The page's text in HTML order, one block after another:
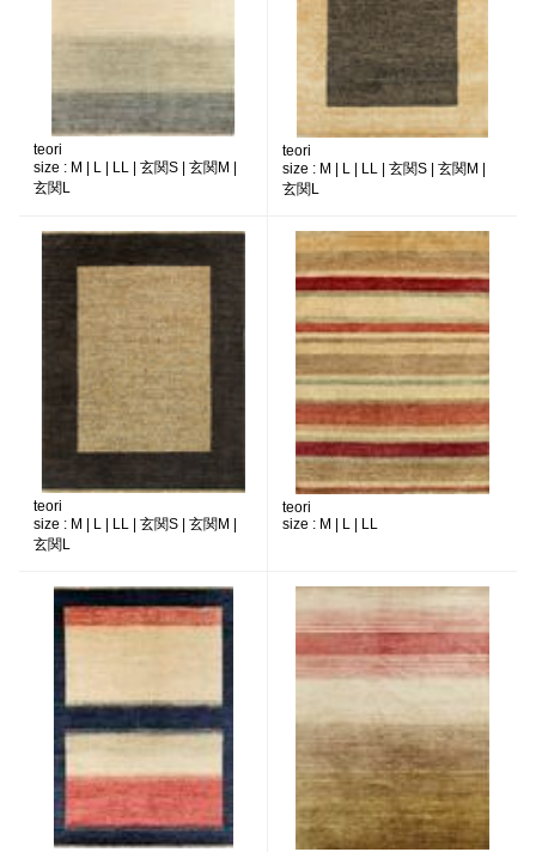
teori
size : M | L | LL | 玄関S | 玄関M |
玄関L
teori
size : M | L | LL | 玄関S | 玄関M |
玄関L
teori
size : M | L | LL | 玄関S | 玄関M |
玄関L
teori
size : M | L | LL